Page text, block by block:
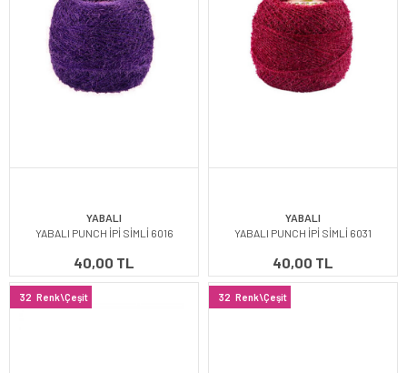
YABALI
YABALI PUNCH İPİ SİMLİ 6016
40,00 TL
YABALI
YABALI PUNCH İPİ SİMLİ 6031
40,00 TL
32 Renk\Çeşit 32 Renk\Çeşit